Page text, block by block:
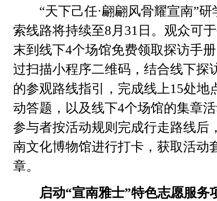
“天下己任·翩翩风骨耀宣南”研
索线路将持续至8月31日。观众可
末到线下4个场馆免费领取探访手
过扫描小程序二维码，结合线下探
的参观路线指引，完成线上15处地
动答题，以及线下4个场馆的集章
参与者按活动规则完成行走路线后
南文化博物馆进行打卡，获取活动
章。
启动“宣南雅士”特色志愿服务